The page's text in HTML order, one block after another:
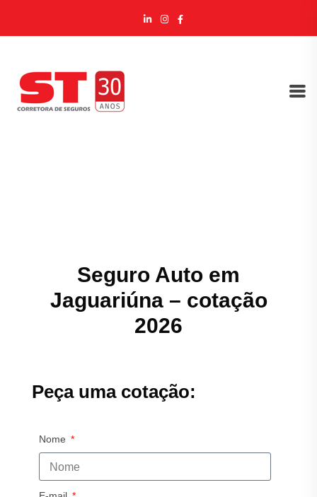
Seguro Auto em
Jaguariúna – cotação
2026
Peça uma cotação:
Nome